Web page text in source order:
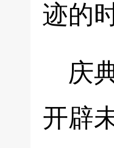
迹的
庆
开辟